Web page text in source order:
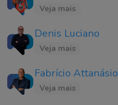
Veja mais
Denis Luciano
Veja mais
Fabrício Attanásio
Veja mais